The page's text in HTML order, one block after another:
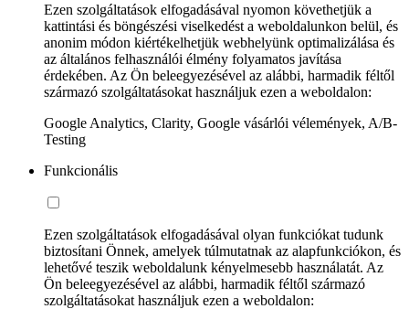
Ezen szolgáltatások elfogadásával nyomon követhetjük a
kattintási és böngészési viselkedést a weboldalunkon belül, és
anonim módon kiértékelhetjük webhelyünk optimalizálása és
az általános felhasználói élmény folyamatos javítása
érdekében. Az Ön beleegyezésével az alábbi, harmadik féltől
származó szolgáltatásokat használjuk ezen a weboldalon:
Google Analytics, Clarity, Google vásárlói vélemények, A/B-
Testing
Funkcionális
Ezen szolgáltatások elfogadásával olyan funkciókat tudunk
biztosítani Önnek, amelyek túlmutatnak az alapfunkciókon, és
lehetővé teszik weboldalunk kényelmesebb használatát. Az
Ön beleegyezésével az alábbi, harmadik féltől származó
szolgáltatásokat használjuk ezen a weboldalon: